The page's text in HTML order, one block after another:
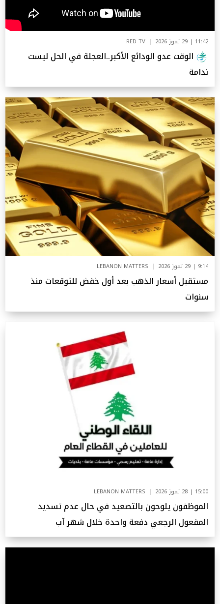
11:42 | 29 تموز 2026 RED TV
الوقت عدو الودائع الأكبر..العجلة في الحل ليست
ندامة
9:14 | 29 تموز 2026 LEBANON MATTERS
مستقبل أسعار الذهب بعد أول خفض للتوقعات منذ
سنوات
15:00 | 28 تموز 2026 LEBANON MATTERS
الموظفون يلوحون بالتصعيد في حال عدم تسديد
المفعول الرجعي دفعة واحدة خلال شهر آب